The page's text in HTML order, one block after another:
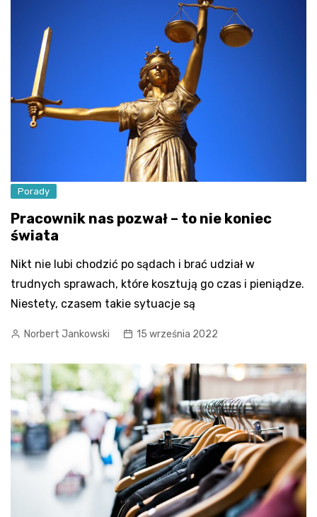
Porady
Pracownik nas pozwał – to nie koniec
świata
Nikt nie lubi chodzić po sądach i brać udział w
trudnych sprawach, które kosztują go czas i pieniądze.
Niestety, czasem takie sytuacje są
Norbert Jankowski 15 września 2022